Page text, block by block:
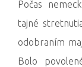
Počas
tajné
odobraním
Bolo